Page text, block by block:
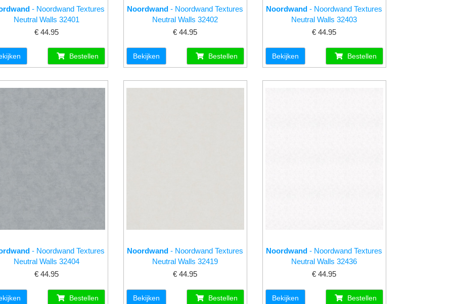
- Noordwand Textures
Neutral Walls 32401
€ 44.95
Bestellen
Noordwand - Noordwand Textures
Neutral Walls 32402
€ 44.95
Bekijken Bestellen
Noordwand - Noordwand Textures
Neutral Walls 32403
€ 44.95
Bekijken Bestellen
- Noordwand Textures
Neutral Walls 32404
€ 44.95
Bestellen
Noordwand - Noordwand Textures
Neutral Walls 32419
€ 44.95
Bekijken Bestellen
Noordwand - Noordwand Textures
Neutral Walls 32436
€ 44.95
Bekijken Bestellen